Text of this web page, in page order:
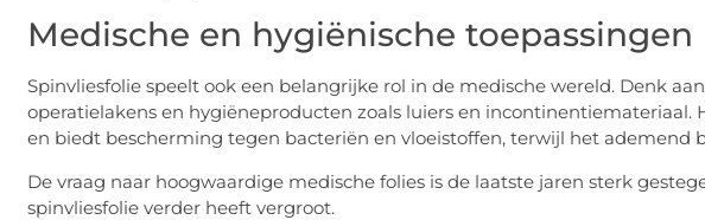
Medische en hygiënische toepassingen
Spinvliesfolie speelt ook een belangrijke rol in de medische wereld. Denk
operatielakens en hygiëneproducten zoals luiers en
en biedt bescherming tegen bacteriën en vloeistoffen, terwijl het ademend
De vraag naar hoogwaardige medische folies is de laatste jaren sterk
spinvliesfolie verder heeft vergroot.